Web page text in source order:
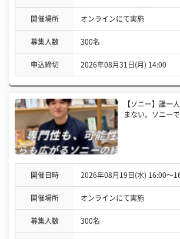
開催場所 オンラインにて実施
募集人数 300名
申込締切 2026年08月31日(月) 14:00
【ソニー】誰一
まない。ソニーで
開催日時 2026年08月19日(水) 16:00〜
開催場所 オンラインにて実施
募集人数 300名